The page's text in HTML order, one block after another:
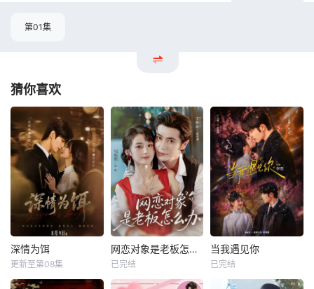
第01集
猜你喜欢
深情为饵
更新至第08集
网恋对象是老板怎么办
已完结
当我遇见你
已完结